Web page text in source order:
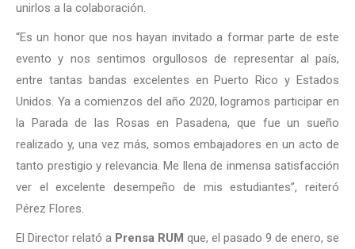
unirlos a la colaboración.
“Es un honor que nos hayan invitado a formar parte de este
evento y nos sentimos orgullosos de representar al país,
entre tantas bandas excelentes en Puerto Rico y Estados
Unidos. Ya a comienzos del año 2020, logramos participar en
la Parada de las Rosas en Pasadena, que fue un sueño
realizado y, una vez más, somos embajadores en un acto de
tanto prestigio y relevancia. Me llena de inmensa satisfacción
ver el excelente desempeño de mis estudiantes”, reiteró
Pérez Flores.
El Director relató a Prensa RUM que, el pasado 9 de enero, se